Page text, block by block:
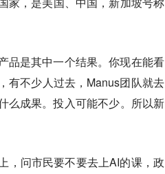
品是其中一个结果。你现在能看
有不少人过去，Manus团队就去
么成果。投入可能不少。所以新
，问市民要不要去上AI的课，政